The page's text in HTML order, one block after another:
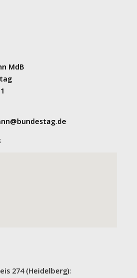
MdB
274 (Heidelberg):